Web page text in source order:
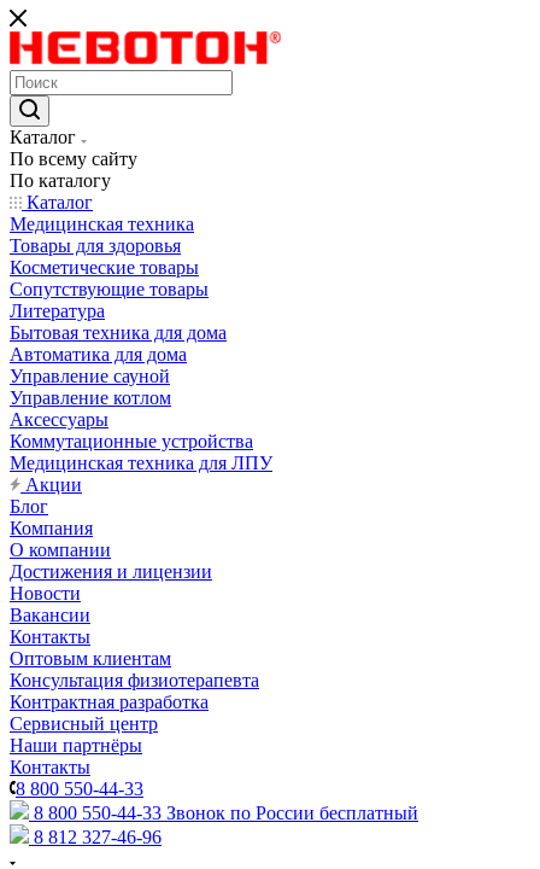
Каталог
По всему сайту
По каталогу
Каталог
Медицинская техника
Товары для здоровья
Косметические товары
Сопутствующие товары
Литература
Бытовая техника для дома
Автоматика для дома
Управление сауной
Управление котлом
Аксессуары
Коммутационные устройства
Медицинская техника для ЛПУ
Акции
Блог
Компания
О компании
Достижения и лицензии
Новости
Вакансии
Контакты
Оптовым клиентам
Консультация физиотерапевта
Контрактная разработка
Сервисный центр
Наши партнёры
Контакты
8 800 550-44-33
8 800 550-44-33 Звонок по России бесплатный
8 812 327-46-96